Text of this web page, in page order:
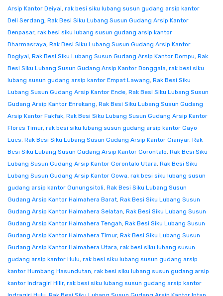
Arsip Kantor Deiyai, rak besi siku lubang susun gudang arsip kantor
Deli Serdang, Rak Besi Siku Lubang Susun Gudang Arsip Kantor
Denpasar, rak besi siku lubang susun gudang arsip kantor
Dharmasraya, Rak Besi Siku Lubang Susun Gudang Arsip Kantor
Dogiyai, Rak Besi Siku Lubang Susun Gudang Arsip Kantor Dompu, Rak
Besi Siku Lubang Susun Gudang Arsip Kantor Donggala, rak besi siku
lubang susun gudang arsip kantor Empat Lawang, Rak Besi Siku
Lubang Susun Gudang Arsip Kantor Ende, Rak Besi Siku Lubang Susun
Gudang Arsip Kantor Enrekang, Rak Besi Siku Lubang Susun Gudang
Arsip Kantor Fakfak, Rak Besi Siku Lubang Susun Gudang Arsip Kantor
Flores Timur, rak besi siku lubang susun gudang arsip kantor Gayo
Lues, Rak Besi Siku Lubang Susun Gudang Arsip Kantor Gianyar, Rak
Besi Siku Lubang Susun Gudang Arsip Kantor Gorontalo, Rak Besi Siku
Lubang Susun Gudang Arsip Kantor Gorontalo Utara, Rak Besi Siku
Lubang Susun Gudang Arsip Kantor Gowa, rak besi siku lubang susun
gudang arsip kantor Gunungsitoli, Rak Besi Siku Lubang Susun
Gudang Arsip Kantor Halmahera Barat, Rak Besi Siku Lubang Susun
Gudang Arsip Kantor Halmahera Selatan, Rak Besi Siku Lubang Susun
Gudang Arsip Kantor Halmahera Tengah, Rak Besi Siku Lubang Susun
Gudang Arsip Kantor Halmahera Timur, Rak Besi Siku Lubang Susun
Gudang Arsip Kantor Halmahera Utara, rak besi siku lubang susun
gudang arsip kantor Hulu, rak besi siku lubang susun gudang arsip
kantor Humbang Hasundutan, rak besi siku lubang susun gudang arsip
kantor Indragiri Hilir, rak besi siku lubang susun gudang arsip kantor